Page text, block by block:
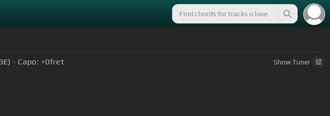
Capo: +0fret ShowTuner